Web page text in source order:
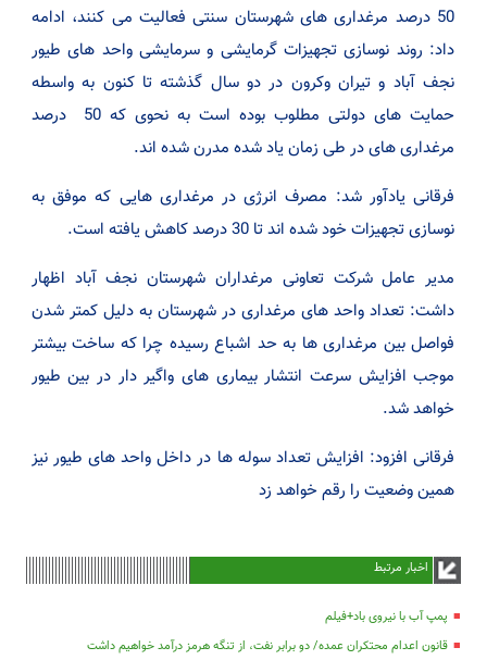
50 درصد مرغداری های شهرستان سنتی فعالیت می کنند، ادامه
داد: روند نوسازی تجهیزات گرمایشی و سرمایشی واحد های طیور
نجف آباد و تیران وکرون در دو سال گذشته تا کنون به واسطه
حمایت های دولتی مطلوب بوده است به نحوی که 50 درصد
مرغداری های در طی زمان یاد شده مدرن شده اند.
فرقانی یادآور شد: مصرف انرژی در مرغداری هایی که موفق به
نوسازی تجهیزات خود شده اند تا 30 درصد کاهش یافته است.
مدیر عامل شرکت تعاونی مرغداران شهرستان نجف آباد اظهار
داشت: تعداد واحد های مرغداری در شهرستان به دلیل کمتر شدن
فواصل بین مرغداری ها به حد اشباع رسیده چرا که ساخت بیشتر
موجب افزایش سرعت انتشار بیماری های واگیر دار در بین طیور
خواهد شد.
فرقانی افزود: افزایش تعداد سوله ها در داخل واحد های طیور نیز
همین وضعیت را رقم خواهد زد
اخبار مرتبط
پمپ آب با نیروی باد+فیلم
قانون اعدام محتکران عمده/ دو برابر نفت، از تنگه هرمز درآمد خواهیم داشت